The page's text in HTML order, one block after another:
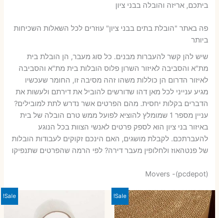
ביתכם, אריזה והובלה בבני ציון
פה באתר "הובלת בתים בבני ציון" עוזרים לכל השאלות השכיחות
ביותר
שיש להן קשר להעברות מבנים. כל סוג מעבר, הן הובלת בית
מת"א והסביבה לאיזור השרון פלוס הובלות בית מת"א והסביבה
לאיזור הדרום הן כוללות משהו זהה מסיבה זו, החומר שעכשיו
מגיע ענייני לכל מאן דהו שדורשים להוביל את דירתם ולעשות את
הדברים בקלות יחסית. מהם הפרטים אשר נדרש לתת למובילים?
עניין מספר 1 שמומלץ להוציא לפועל ממש טרם הובלה של בית
באיזור בני ציון הוא לספק פרטים לאנשי הצוות בכל הנוגע
להעברתכם. לקבלת מושגים, האם הינכם זקוקים לעבודות הובלות
של פנטהאוז ולחלופין מעבר דירה? לפי הרמה שהפרטים שתנפיקו
Movers -(pcdepot)
Sale!
Sale!